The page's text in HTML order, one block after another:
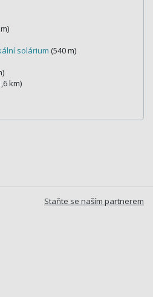
solárium (540 m)
km)
Staňte se naším partnerem